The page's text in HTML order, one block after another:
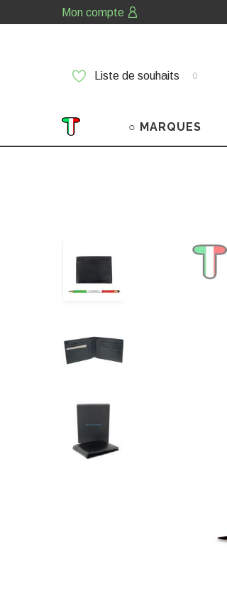
Mon compte
Liste de souhaits 0
○ MARQUES